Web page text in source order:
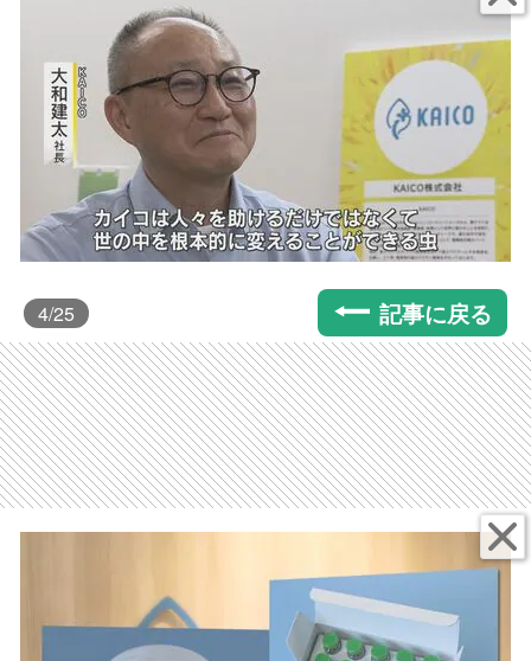
4/25 記事に戻る